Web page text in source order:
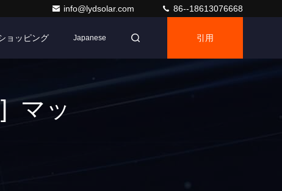
info@lydsolar.com 86--18613076668
ョッピング Japanese 引用
マッ